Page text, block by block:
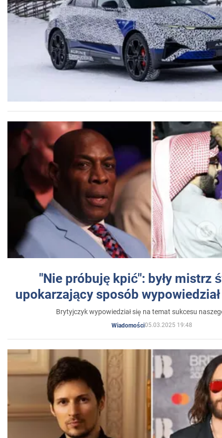
"Nie próbuję kpić": były mistrz
upokarzający sposób
Brytyjczyk wypowiedział się na temat sukcesu
Wiadomości05.03.2025 19:48